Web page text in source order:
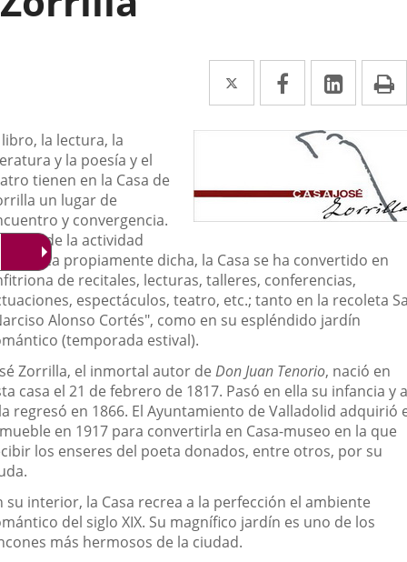
Twitter
Enlace
a
una
aplicación
externa.
Facebook
Enlace
a
una
aplicación
externa.
Enlace
a
una
libro, la lectura, la
y la poesía y el
tienen en la Casa de
un lugar de
y convergencia.
de la actividad
propiamente dicha, la Casa se ha convertido en
de recitales, lecturas, talleres, conferencias,
espectáculos, teatro, etc.; tanto en la recoleta
Alonso Cortés", como en su espléndido jardín
(temporada estival).
Zorrilla, el inmortal autor de Don Juan Tenorio, nació en
casa el 21 de febrero de 1817. Pasó en ella su infancia y a
regresó en 1866. El Ayuntamiento de Valladolid adquirió
en 1917 para convertirla en Casa-museo en la que
los enseres del poeta donados, entre otros, por su
su interior, la Casa recrea a la perfección el ambiente
del siglo XIX. Su magnífico jardín es uno de los
más hermosos de la ciudad.